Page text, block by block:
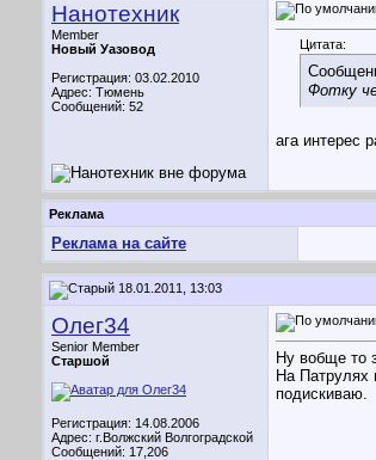
Нанотехник
Member
Новый Уазовод
Регистрация: 03.02.2010
Адрес: Тюмень
Сообщений: 52
Цитата:
Фотку
ага интерес
Реклама
Реклама на сайте
18.01.2011, 13:03
Олег34
Senior Member
Старшой
Регистрация: 14.08.2006
Адрес: г.Волжский Волгоградской
Сообщений: 17,206
Ну вобще то
На Патрулях
подискиваю.